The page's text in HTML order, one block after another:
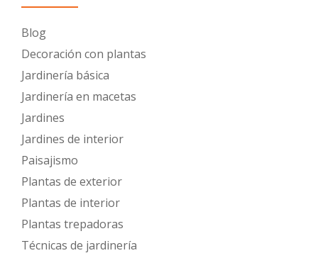
Blog
Decoración con plantas
Jardinería básica
Jardinería en macetas
Jardines
Jardines de interior
Paisajismo
Plantas de exterior
Plantas de interior
Plantas trepadoras
Técnicas de jardinería